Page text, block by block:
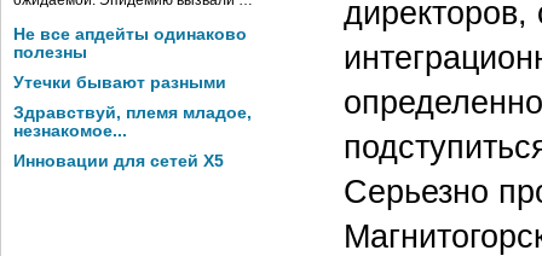
Не все апдейты одинаково
полезны
Утечки бывают разными
Здравствуй, племя младое,
незнакомое...
Инновации для сетей X5
Серьезно